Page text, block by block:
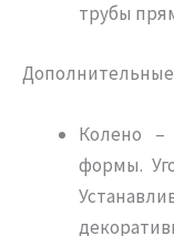
трубы
Колено –
формы.